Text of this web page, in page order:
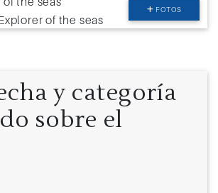
FOTOS
y categoría
sobre el